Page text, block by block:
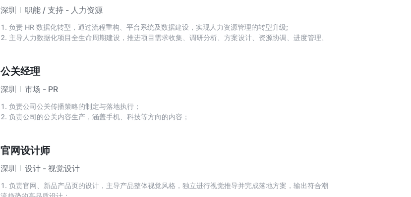
深圳 职能 / 支持 - 人力资源
1. 负责 HR 数据化转型，通过流程重构、平台系统及数据建设，实现人力资源管理的转型升级;
2. 主导人力数据化项目全生命周期建设，推进项目需求收集、调研分析、方案设计、资源协调、进度管理、
公关经理
深圳 市场 - PR
1. 负责公司公关传播策略的制定与落地执行；
2. 负责公司的公关内容生产，涵盖手机、科技等方向的内容；
5. 有和agency合作的经验，善于管理供应商 。
官网设计师
深圳 设计 - 视觉设计
1. 负责官网、新品产品页的设计，主导产品整体视觉风格，独立进行视觉推导并完成落地方案，输出符合潮